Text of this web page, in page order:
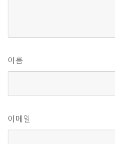
이름
이메일